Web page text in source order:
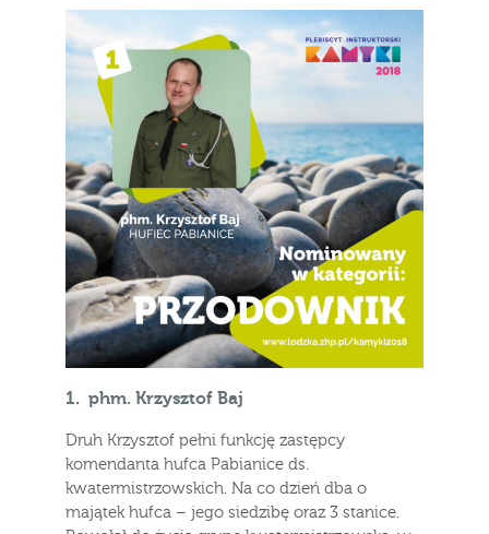
1. phm. Krzysztof Baj
Druh Krzysztof pełni funkcję zastępcy
komendanta hufca Pabianice ds.
kwatermistrzowskich. Na co dzień dba o
majątek hufca – jego siedzibę oraz 3 stanice.